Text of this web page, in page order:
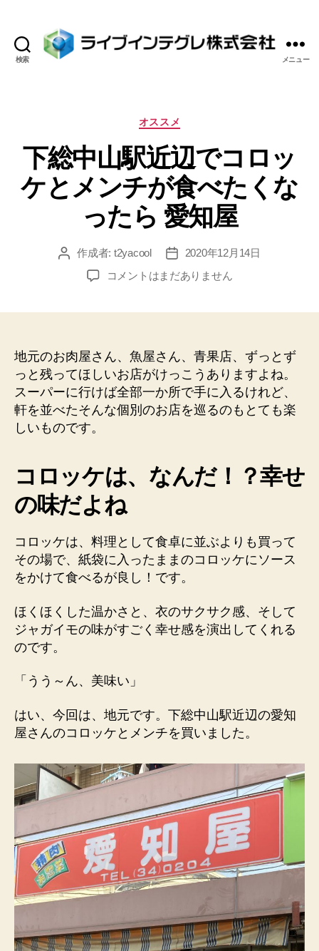
検索
イ
テ
グ
レ
株
式
会
社
メニュー
カ
ゴ
リ
ー
オススメ
下総中山駅近辺でコロッ
ケとメンチが食べたくな
ったら 愛知屋
投 作成者: t2yacool
投
稿
2020年12月14日
下
近
辺
で
コ
ロ
メ
ン
チ
食
べ
た
な
っ
た
知
へ
の
コメントはまだありません
地元のお肉屋さん、魚屋さん、青果店、ずっとず
っと残ってほしいお店がけっこうありますよね。
スーパーに行けば全部一か所で手に入るけれど、
軒を並べたそんな個別のお店を巡るのもとても楽
しいものです。
コロッケは、なんだ！？幸せ
の味だよね
コロッケは、料理として食卓に並ぶよりも買って
その場で、紙袋に入ったままのコロッケにソース
をかけて食べるが良し！です。
ほくほくした温かさと、衣のサクサク感、そして
ジャガイモの味がすごく幸せ感を演出してくれる
のです。
「うう～ん、美味い」
はい、今回は、地元です。下総中山駅近辺の愛知
屋さんのコロッケとメンチを買いました。